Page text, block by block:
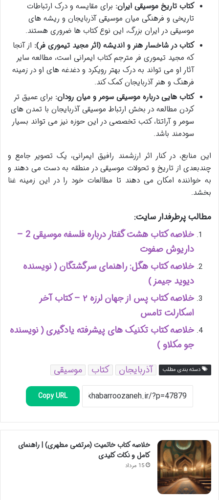
کتاب تاریخ موسیقی ایران: برای مقایسه و درک ارتباطات
تاریخی و فرهنگی میان موسیقی آذربایجان و ریشه های
موسیقی در ایران بزرگ، این نوع کتاب ها ضروری هستند.
کتاب در شاخسار هنر و اندیشه (اثر مجید تیموری فر): از آنجا
که مجید تیموری فر مترجم کتاب ایمرانی است، مطالعه سایر
آثار او می تواند به درک بهتر رویکرد و دغدغه های او در زمینه
فرهنگ و هنر آذربایجان کمک کند.
کتاب هایی درباره موسیقی سومر و میان رودان: برای عمیق تر
کردن مطالعه در بخش ارتباط موسیقی آذربایجان با تمدن های
سومر و آراتتا، کتب تخصصی در این حوزه نیز می تواند بسیار
سودمند باشد.
این منابع، در کنار اثر ارزشمند رافیق ایمرانی، یک تصویر جامع و
چندبعدی از تاریخ و تحولات موسیقی در منطقه به دست می دهند و
به خواننده امکان می دهند تا مطالعات خود را در این زمینه غنا
بخشد.
مطالب پرطرفدار سایت:
خلاصه کتاب هشت گفتار درباره فلسفه موسیقی 2 –
داریوش صفوت
خلاصه کتاب هگل: راهنمای سرگشتگان ( نویسنده
دیوید جیمز )
خلاصه کتاب پس از جهان لرزه ۲ – کتاب آخر
اسکارلت تامس
خلاصه کتاب تکنیک های پیشرفته یادگیری ( نویسنده
جو مکلاو )
دسته بندی مطلب آذربایجان کتاب موسیقی
Copy URL
خلاصه کتاب خاتمیت (مرتضی مطهری) | راهنمای
کامل و نکات کلیدی
15 مرداد